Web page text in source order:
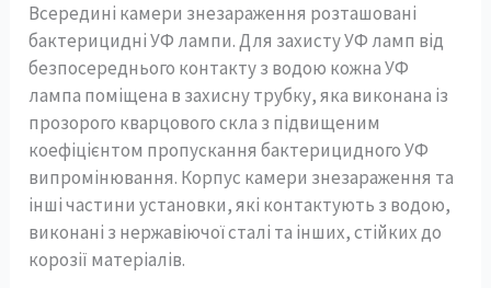
Всередині камери знезараження розташовані
бактерицидні УФ лампи. Для захисту УФ ламп від
безпосереднього контакту з водою кожна УФ
лампа поміщена в захисну трубку, яка виконана із
прозорого кварцового скла з підвищеним
коефіцієнтом пропускання бактерицидного УФ
випромінювання. Корпус камери знезараження та
інші частини установки, які контактують з водою,
виконані з нержавіючої сталі та інших, стійких до
корозії матеріалів.